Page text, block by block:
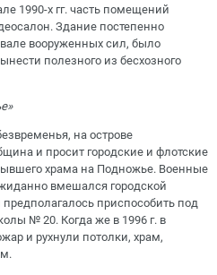
1990-х гг. часть помещений
Здание постепенно
вооруженных сил, было
полезного из бесхозного
на острове
и просит городские и флотские
храма на Подножье. Военные
вмешался городской
приспособить под
№ 20. Когда же в 1996 г. в
и рухнули потолки, храм,